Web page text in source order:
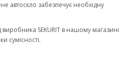
автоскло забезпечує необхідну
SEKURIT в нашому магазині
сумісності.